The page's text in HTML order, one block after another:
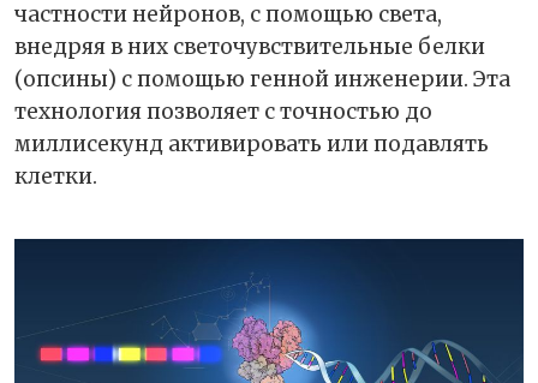
частности нейронов, с помощью света,
внедряя в них светочувствительные белки
(опсины) с помощью генной инженерии. Эта
технология позволяет с точностью до
миллисекунд активировать или подавлять
клетки.